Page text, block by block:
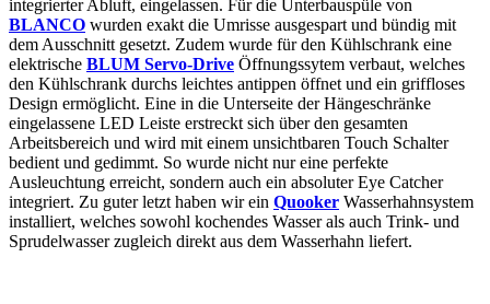
integrierter Abluft, eingelassen. Für die Unterbauspüle von
BLANCO wurden exakt die Umrisse ausgespart und bündig mit
dem Ausschnitt gesetzt. Zudem wurde für den Kühlschrank eine
elektrische BLUM Servo-Drive Öffnungssytem verbaut, welches
den Kühlschrank durchs leichtes antippen öffnet und ein griffloses
Design ermöglicht. Eine in die Unterseite der Hängeschränke
eingelassene LED Leiste erstreckt sich über den gesamten
Arbeitsbereich und wird mit einem unsichtbaren Touch Schalter
bedient und gedimmt. So wurde nicht nur eine perfekte
Ausleuchtung erreicht, sondern auch ein absoluter Eye Catcher
integriert. Zu guter letzt haben wir ein Quooker Wasserhahnsystem
installiert, welches sowohl kochendes Wasser als auch Trink- und
Sprudelwasser zugleich direkt aus dem Wasserhahn liefert.